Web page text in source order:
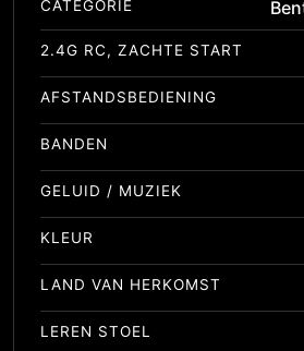
CATEGORIE
2.4G RC, ZACHTE START
AFSTANDSBEDIENING
BANDEN
GELUID / MUZIEK
KLEUR
LAND VAN HERKOMST
LEREN STOEL